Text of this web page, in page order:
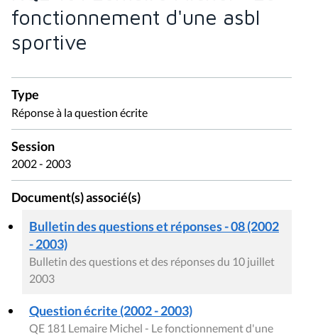
fonctionnement d'une asbl
sportive
Type
Réponse à la question écrite
Session
2002 - 2003
Document(s) associé(s)
Bulletin des questions et réponses - 08 (2002
- 2003)
Bulletin des questions et des réponses du 10 juillet
2003
Question écrite (2002 - 2003)
QE 181 Lemaire Michel - Le fonctionnement d'une